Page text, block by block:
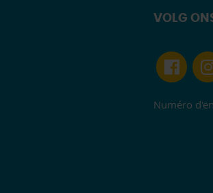
VOLG
Numéro